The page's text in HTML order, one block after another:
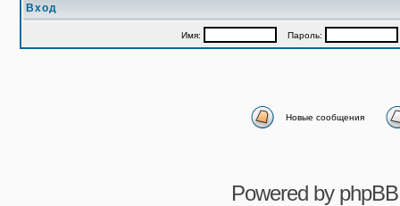
Вход
Имя: Пароль:
Новые сообщения
Powered by phpBB